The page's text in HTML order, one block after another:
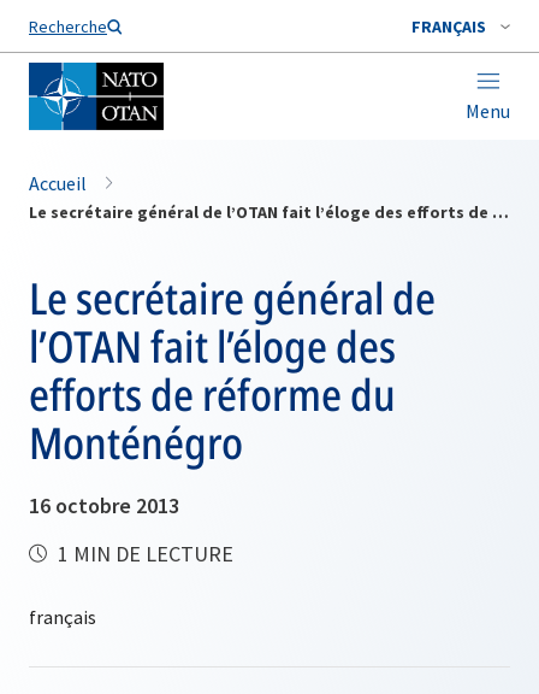
Recherche FRANÇAIS
Menu
Nom de famille*
Accueil
Le secrétaire général de l’OTAN fait l’éloge des efforts de réforme du Monténégro
Le secrétaire général de
l’OTAN fait l’éloge des
efforts de réforme du
Monténégro
16 octobre 2013
1 MIN DE LECTURE